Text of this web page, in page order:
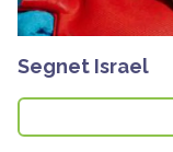
Segnet Israel